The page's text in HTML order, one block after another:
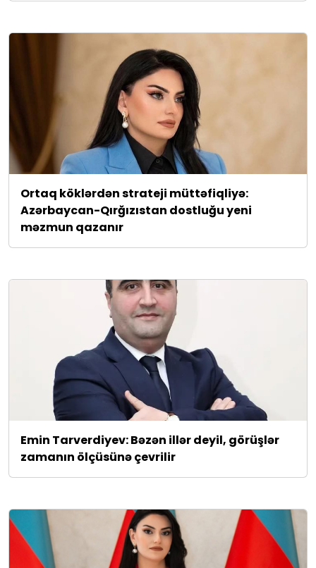
Ortaq köklərdən strateji müttəfiqliyə:
Azərbaycan-Qırğızıstan dostluğu yeni
məzmun qazanır
Emin Tarverdiyev: Bəzən illər deyil, görüşlər
zamanın ölçüsünə çevrilir